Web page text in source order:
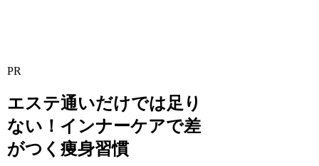
PR
エステ通いだけでは足り
ない！インナーケアで差
がつく痩身習慣